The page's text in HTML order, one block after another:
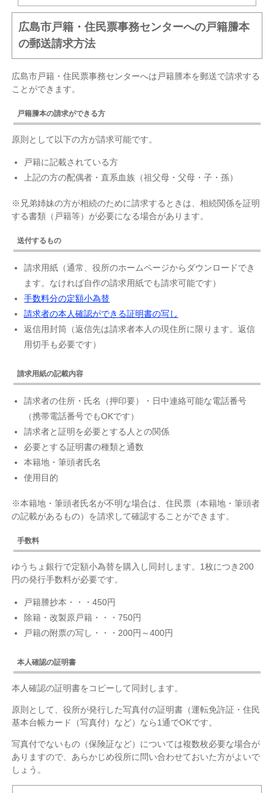
広島市戸籍・住民票事務センターへの戸籍謄本
の郵送請求方法
広島市戸籍・住民票事務センターへは戸籍謄本を郵送で請求する
ことができます。
戸籍謄本の請求ができる方
原則として以下の方が請求可能です。
戸籍に記載されている方
上記の方の配偶者・直系血族（祖父母・父母・子・孫）
※兄弟姉妹の方が相続のために請求するときは、相続関係を証明
する書類（戸籍等）が必要になる場合があります。
送付するもの
請求用紙（通常、役所のホームページからダウンロードでき
ます。なければ自作の請求用紙でも請求可能です）
手数料分の定額小為替
請求者の本人確認ができる証明書の写し
返信用封筒（返信先は請求者本人の現住所に限ります。返信
用切手も必要です）
請求用紙の記載内容
請求者の住所・氏名（押印要）・日中連絡可能な電話番号
（携帯電話番号でもOKです）
請求者と証明を必要とする人との関係
必要とする証明書の種類と通数
本籍地・筆頭者氏名
使用目的
※本籍地・筆頭者氏名が不明な場合は、住民票（本籍地・筆頭者
の記載があるもの）を請求して確認することができます。
手数料
ゆうちょ銀行で定額小為替を購入し同封します。1枚につき200
円の発行手数料が必要です。
戸籍謄抄本・・・450円
除籍・改製原戸籍・・・750円
戸籍の附票の写し・・・200円～400円
本人確認の証明書
本人確認の証明書をコピーして同封します。
原則として、役所が発行した写真付の証明書（運転免許証・住民
基本台帳カード（写真付）など）なら1通でOKです。
写真付でないもの（保険証など）については複数枚必要な場合が
ありますので、あらかじめ役所に問い合わせておいた方がよいで
しょう。